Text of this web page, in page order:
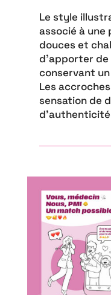
Le style
associé à une
douces et
d’apporter de
conservant
Les
sensation de